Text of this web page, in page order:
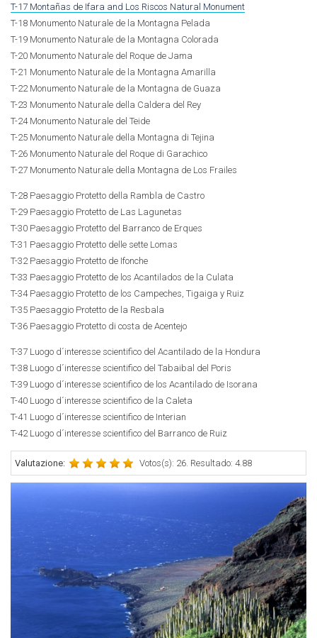
T-17 Montañas de Ifara and Los Riscos Natural Monument
T-18 Monumento Naturale de la Montagna Pelada
T-19 Monumento Naturale de la Montagna Colorada
T-20 Monumento Naturale del Roque de Jama
T-21 Monumento Naturale de la Montagna Amarilla
T-22 Monumento Naturale de la Montagna de Guaza
T-23 Monumento Naturale della Caldera del Rey
T-24 Monumento Naturale del Teide
T-25 Monumento Naturale della Montagna di Tejina
T-26 Monumento Naturale del Roque di Garachico
T-27 Monumento Naturale della Montagna de Los Frailes
T-28 Paesaggio Protetto della Rambla de Castro
T-29 Paesaggio Protetto de Las Lagunetas
T-30 Paesaggio Protetto del Barranco de Erques
T-31 Paesaggio Protetto delle sette Lomas
T-32 Paesaggio Protetto de Ifonche
T-33 Paesaggio Protetto de los Acantilados de la Culata
T-34 Paesaggio Protetto de los Campeches, Tigaiga y Ruiz
T-35 Paesaggio Protetto de la Resbala
T-36 Paesaggio Protetto di costa de Acentejo
T-37 Luogo d´interesse scientifico del Acantilado de la Hondura
T-38 Luogo d´interesse scientifico del Tabaibal del Poris
T-39 Luogo d´interesse scientifico de los Acantilado de Isorana
T-40 Luogo d´interesse scientifico de la Caleta
T-41 Luogo d´interesse scientifico de Interian
T-42 Luogo d´interesse scientifico del Barranco de Ruiz
Valutazione: Votos(s): 26. Resultado: 4.88